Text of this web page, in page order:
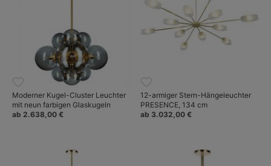
Moderner Kugel-Cluster Leuchter
mit neun farbigen Glaskugeln
ab 2.638,00 €
12-armiger Stern-Hängeleuchter
PRESENCE, 134 cm
ab 3.032,00 €